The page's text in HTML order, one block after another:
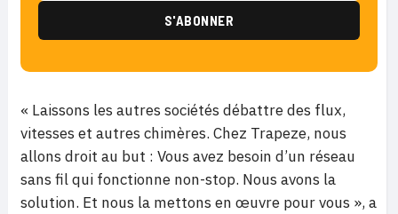
« Laissons les autres sociétés débattre des flux,
vitesses et autres chimères. Chez Trapeze, nous
allons droit au but : Vous avez besoin d’un réseau
sans fil qui fonctionne non-stop. Nous avons la
solution. Et nous la mettons en œuvre pour vous », a